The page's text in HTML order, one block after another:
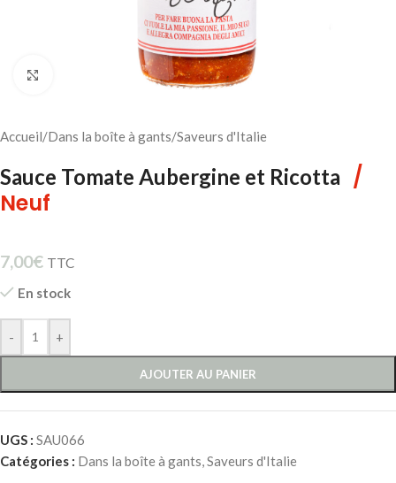
Cliquez pour agrandir
Accueil/Dans la boîte à gants/Saveurs d'Italie
Sauce Tomate Aubergine et Ricotta /
Neuf
7,00€ TTC
En stock
- +
AJOUTER AU PANIER
UGS : SAU066
Catégories : Dans la boîte à gants,Saveurs d'Italie